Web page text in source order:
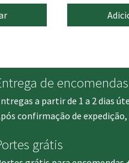
preço
atual
de encomendas
a partir de 1 a 2 dias
confirmação de
grátis